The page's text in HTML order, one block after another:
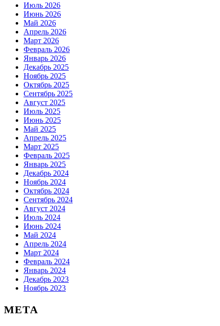
Июль 2026
Июнь 2026
Май 2026
Апрель 2026
Март 2026
Февраль 2026
Январь 2026
Декабрь 2025
Ноябрь 2025
Октябрь 2025
Сентябрь 2025
Август 2025
Июль 2025
Июнь 2025
Май 2025
Апрель 2025
Март 2025
Февраль 2025
Январь 2025
Декабрь 2024
Ноябрь 2024
Октябрь 2024
Сентябрь 2024
Август 2024
Июль 2024
Июнь 2024
Май 2024
Апрель 2024
Март 2024
Февраль 2024
Январь 2024
Декабрь 2023
Ноябрь 2023
МЕТА